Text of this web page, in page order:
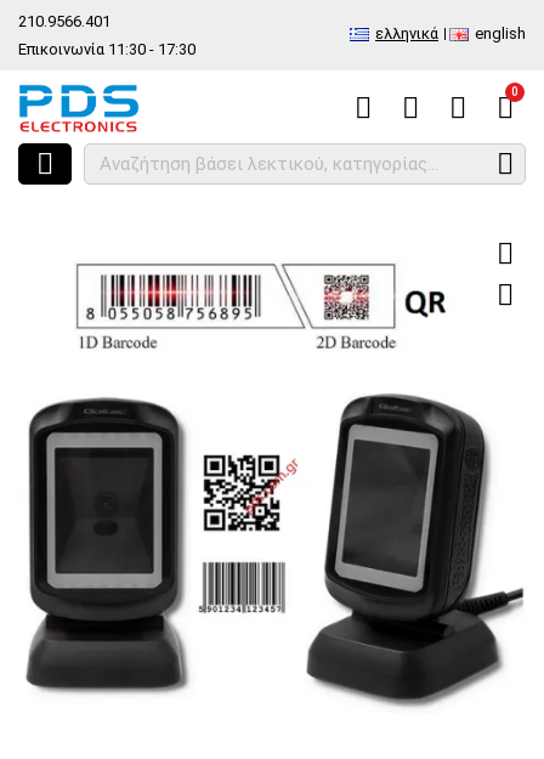
210.9566.401
Επικοινωνία 11:30 - 17:30
ελληνικά english
0
HOME Είδος Computer, Notebook, PC, PDA Barcode Scanner